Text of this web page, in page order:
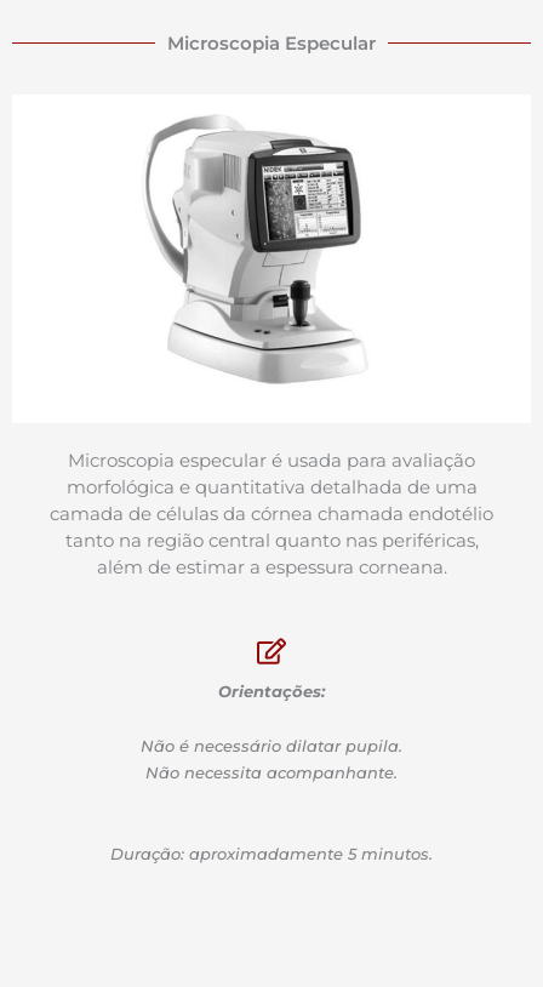
Microscopia Especular
Microscopia especular é usada para avaliação
morfológica e quantitativa detalhada de uma
camada de células da córnea chamada endotélio
tanto na região central quanto nas periféricas,
além de estimar a espessura corneana.
Orientações:
Não é necessário dilatar pupila.
Não necessita acompanhante.
Duração: aproximadamente 5 minutos.